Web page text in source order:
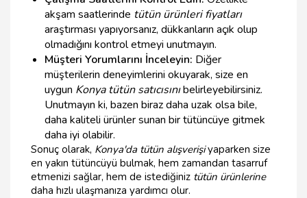
akşam saatlerinde tütün ürünleri fiyatları
araştırması yapıyorsanız, dükkanların açık olup
olmadığını kontrol etmeyi unutmayın.
Müşteri Yorumlarını İnceleyin: Diğer
müşterilerin deneyimlerini okuyarak, size en
uygun Konya tütün satıcısınıbelirleyebilirsiniz.
Unutmayın ki, bazen biraz daha uzak olsa bile,
daha kaliteli ürünler sunan bir tütüncüye gitmek
daha iyi olabilir.
Sonuç olarak, Konya'da tütün alışverişiyaparken size
en yakın tütüncüyü bulmak, hem zamandan tasarruf
etmenizi sağlar, hem de istediğiniz tütün ürünlerine
daha hızlı ulaşmanıza yardımcı olur.